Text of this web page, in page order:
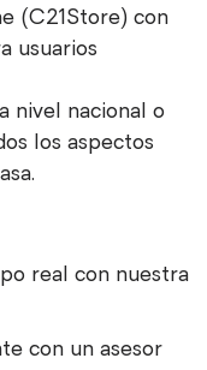
(C21Store) con
usuarios
nivel nacional o
los aspectos
real con nuestra
con un asesor